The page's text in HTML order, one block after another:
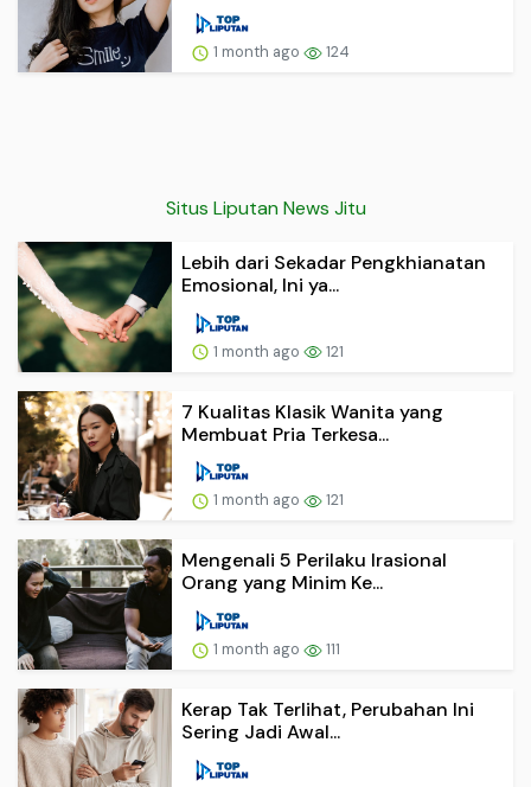
1 month ago 124
Situs Liputan News Jitu
Lebih dari Sekadar Pengkhianatan
Emosional, Ini ya...
1 month ago 121
7 Kualitas Klasik Wanita yang
Membuat Pria Terkesa...
1 month ago 121
Mengenali 5 Perilaku Irasional
Orang yang Minim Ke...
1 month ago 111
Kerap Tak Terlihat, Perubahan Ini
Sering Jadi Awal...